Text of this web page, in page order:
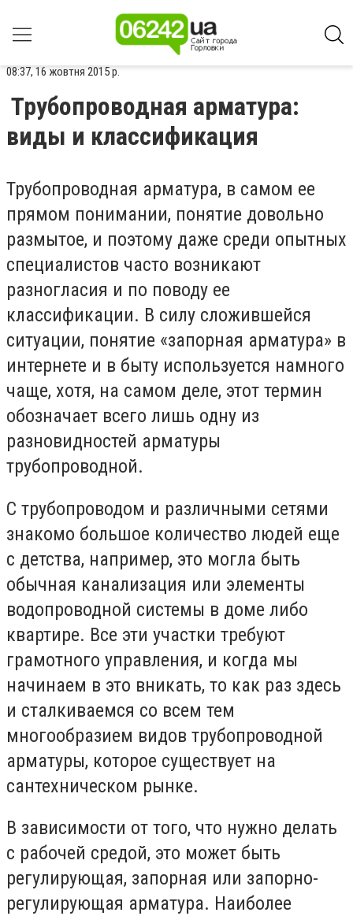
08:37, 16 жовтня 2015 р.
Трубопроводная арматура:
виды и классификация
Трубопроводная арматура, в самом ее
прямом понимании, понятие довольно
размытое, и поэтому даже среди опытных
специалистов часто возникают
разногласия и по поводу ее
классификации. В силу сложившейся
ситуации, понятие «запорная арматура» в
интернете и в быту используется намного
чаще, хотя, на самом деле, этот термин
обозначает всего лишь одну из
разновидностей арматуры
трубопроводной.
С трубопроводом и различными сетями
знакомо большое количество людей еще
с детства, например, это могла быть
обычная канализация или элементы
водопроводной системы в доме либо
квартире. Все эти участки требуют
грамотного управления, и когда мы
начинаем в это вникать, то как раз здесь
и сталкиваемся со всем тем
многообразием видов трубопроводной
арматуры, которое существует на
сантехническом рынке.
В зависимости от того, что нужно делать
с рабочей средой, это может быть
регулирующая, запорная или запорно-
регулирующая арматура. Наиболее